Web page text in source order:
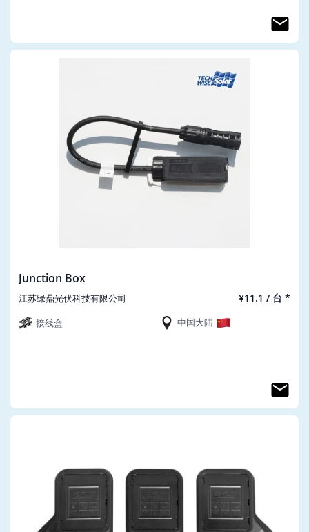
Junction Box
江苏绿鼎光伏科技有限公司 ¥11.1 / 台 *
接线盒 中国大陆